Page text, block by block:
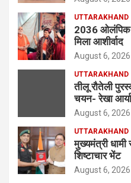
UTTARAKHAND
2036 ओलंपिक
मिला आशीर्वाद
August 6, 2026
UTTARAKHAND
तीलू रौतेली
चयन- रेखा आर्या
August 6, 2026
UTTARAKHAND
मुख्यमंत्री
शिष्टाचार भेंट
August 6, 2026